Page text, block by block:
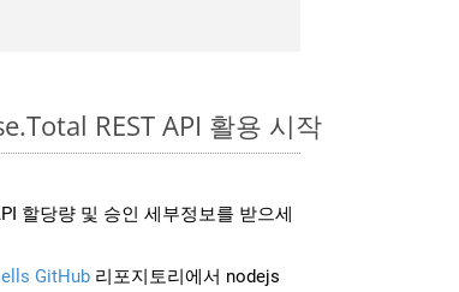
REST API 활용 시작
할당량 및 승인 세부정보를 받으세
GitHub 리포지토리에서 nodejs